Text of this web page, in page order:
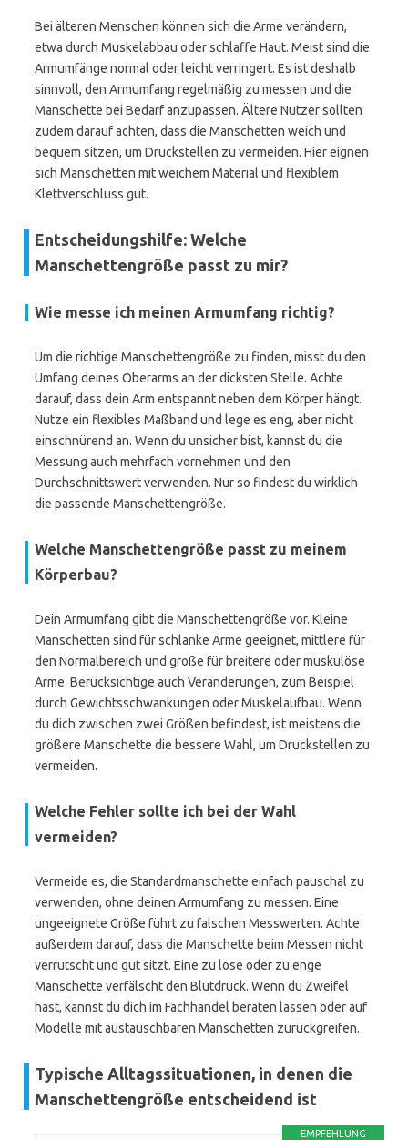
Bei älteren Menschen können sich die Arme verändern,
etwa durch Muskelabbau oder schlaffe Haut. Meist sind die
Armumfänge normal oder leicht verringert. Es ist deshalb
sinnvoll, den Armumfang regelmäßig zu messen und die
Manschette bei Bedarf anzupassen. Ältere Nutzer sollten
zudem darauf achten, dass die Manschetten weich und
bequem sitzen, um Druckstellen zu vermeiden. Hier eignen
sich Manschetten mit weichem Material und flexiblem
Klettverschluss gut.
Entscheidungshilfe: Welche
Manschettengröße passt zu mir?
Wie messe ich meinen Armumfang richtig?
Um die richtige Manschettengröße zu finden, misst du den
Umfang deines Oberarms an der dicksten Stelle. Achte
darauf, dass dein Arm entspannt neben dem Körper hängt.
Nutze ein flexibles Maßband und lege es eng, aber nicht
einschnürend an. Wenn du unsicher bist, kannst du die
Messung auch mehrfach vornehmen und den
Durchschnittswert verwenden. Nur so findest du wirklich
die passende Manschettengröße.
Welche Manschettengröße passt zu meinem
Körperbau?
Dein Armumfang gibt die Manschettengröße vor. Kleine
Manschetten sind für schlanke Arme geeignet, mittlere für
den Normalbereich und große für breitere oder muskulöse
Arme. Berücksichtige auch Veränderungen, zum Beispiel
durch Gewichtsschwankungen oder Muskelaufbau. Wenn
du dich zwischen zwei Größen befindest, ist meistens die
größere Manschette die bessere Wahl, um Druckstellen zu
vermeiden.
Welche Fehler sollte ich bei der Wahl
vermeiden?
Vermeide es, die Standardmanschette einfach pauschal zu
verwenden, ohne deinen Armumfang zu messen. Eine
ungeeignete Größe führt zu falschen Messwerten. Achte
außerdem darauf, dass die Manschette beim Messen nicht
verrutscht und gut sitzt. Eine zu lose oder zu enge
Manschette verfälscht den Blutdruck. Wenn du Zweifel
hast, kannst du dich im Fachhandel beraten lassen oder auf
Modelle mit austauschbaren Manschetten zurückgreifen.
Typische Alltagssituationen, in denen die
Manschettengröße entscheidend ist
EMPFEHLUNG